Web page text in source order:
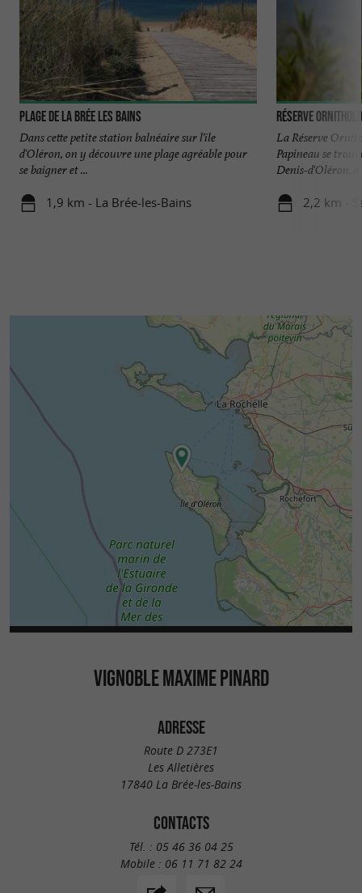
Plage de la Brée les Bains
Dans cette petite station balnéaire sur l'île
d'Oléron, on y découvre une plage agréable pour
se baigner et ...
1,9 km - La Brée-les-Bains
Réserve
La Réserve
Papineau se
Denis-d'Oléron, à
2,2 km -
VIGNOBLE MAXIME PINARD
ADRESSE
Route D 273E1
Les Alletières
17840 La Brée-les-Bains
CONTACTS
Tél. : 05 46 36 04 25
Mobile : 06 11 71 82 24